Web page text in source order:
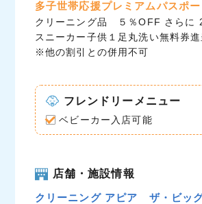
多子世帯応援プレミアムパスポー
クリーニング品 ５％OFF さらに
スニーカー子供１足丸洗い無料券進
※他の割引との併用不可
フレンドリーメニュー
ベビーカー入店可能
店舗・施設情報
クリーニング アピア ザ・ビッ